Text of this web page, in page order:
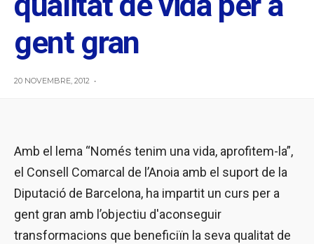
gent gran
20 NOVEMBRE, 2012 •
Amb el lema “Només tenim una vida, aprofitem-la”,
el Consell Comarcal de l’Anoia amb el suport de la
Diputació de Barcelona, ha impartit un curs per a
gent gran amb l’objectiu d'aconseguir
transformacions que beneficiïn la seva qualitat de